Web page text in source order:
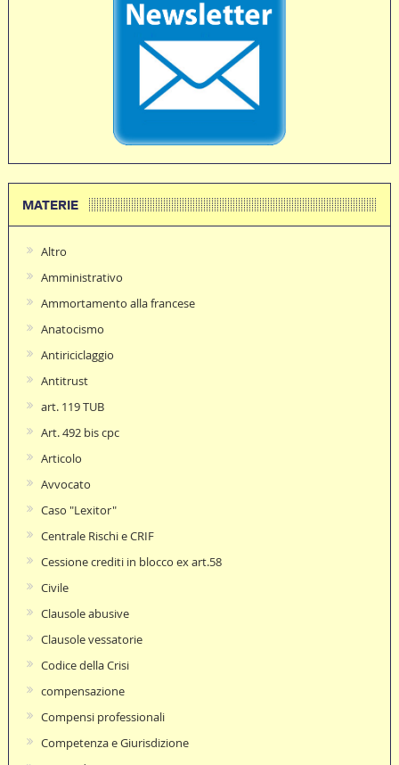
MATERIE
Altro
Amministrativo
Ammortamento alla francese
Anatocismo
Antiriciclaggio
Antitrust
art. 119 TUB
Art. 492 bis cpc
Articolo
Avvocato
Caso "Lexitor"
Centrale Rischi e CRIF
Cessione crediti in blocco ex art.58
Civile
Clausole abusive
Clausole vessatorie
Codice della Crisi
compensazione
Compensi professionali
Competenza e Giurisdizione